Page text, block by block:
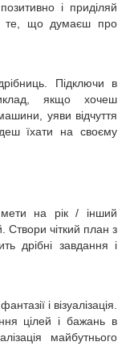
і приділяй
те, що думаєш про
Підключи в
якщо хочеш
уяви відчуття
їхати на своєму
на рік / інший
Створи чіткий план з
дрібні завдання і
і візуалізація.
цілей і бажань в
майбутнього